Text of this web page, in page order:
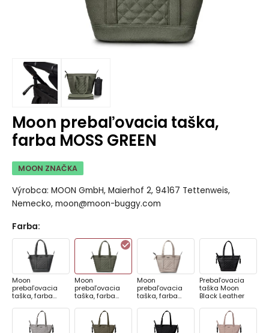
Moon prebaľovacia taška,
farba MOSS GREEN
MOON ZNAČKA
Výrobca: MOON GmbH, Maierhof 2, 94167 Tettenweis,
Nemecko, moon@moon-buggy.com
Farba:
Moon
prebaľovacia
taška, farba
Moon
prebaľovacia
taška, farba
Moon
prebaľovacia
taška, farba
Prebaľovacia
taška Moon
Black Leather